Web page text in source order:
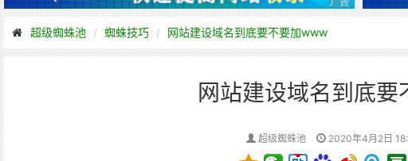
超级蜘蛛池 蜘蛛技巧 网站建设域名到底要不要加www
网站建设域名到底
超级蜘蛛池 2020年4月2日